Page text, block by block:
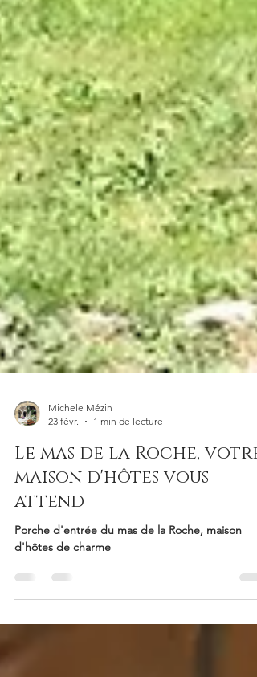
23 févr.
1 min de lecture
Le mas de la Roche, votre
maison d'hôtes vous
attend
d'hôtes de charme